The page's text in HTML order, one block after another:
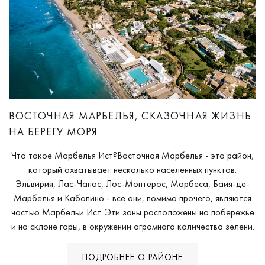
ВОСТОЧНАЯ МАРБЕЛЬЯ, СКАЗОЧНАЯ ЖИЗНЬ
НА БЕРЕГУ МОРЯ
Что такое Марбелья Ист?Восточная Марбелья - это район,
который охватывает несколько населенных пунктов:
Эльвирия, Лас-Чапас, Лос-Монтерос, Марбеса, Баия-де-
Марбелья и Кабопино - все они, помимо прочего, являются
частью Марбельи Ист. Эти зоны расположены на побережье
и на склоне горы, в окружении огромного количества зелени.
ПОДРОБНЕЕ О РАЙОНЕ